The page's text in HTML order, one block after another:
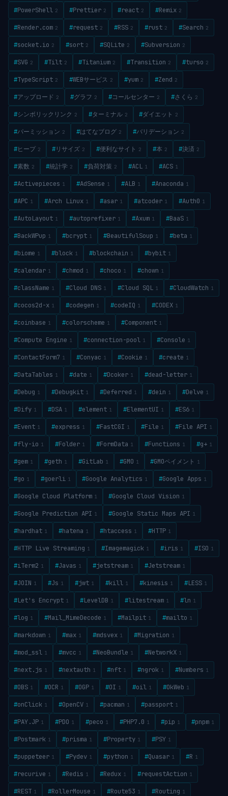
#PowerShell 2 #Prettier 2 #react 2 #Remix 2
#Render.com 2 #request 2 #RSS 2 #rust 2 #Search 2
#socket.io 2 #sort 2 #SQLite 2 #Subversion 2
#SVG 2 #Tilt 2 #Titanium 2 #Transition 2 #turso 2
#TypeScript 2 #WEBサービス 2 #yum 2 #Zend 2
#アップロード 2 #グラフ 2 #コールセンター 2 #さくら 2
#シンボリックリンク 2 #ターミナル 2 #ダイエット 2
#パーミッション 2 #はてなブログ 2 #バリデーション 2
#ヒープ 2 #リサイズ 2 #便利なサイト 2 #本 2 #決済 2
#素数 2 #統計学 2 #負荷対策 2 #ACL 1 #ACS 1
#Activepieces 1 #AdSense 1 #ALB 1 #Anaconda 1
#APC 1 #Arch Linux 1 #asar 1 #atcoder 1 #Auth0 1
#AutoLayout 1 #autoprefixer 1 #Axum 1 #BaaS 1
#BackWPup 1 #bcrypt 1 #BeautifulSoup 1 #beta 1
#biome 1 #block 1 #blockchain 1 #bybit 1
#calendar 1 #chmod 1 #choco 1 #chown 1
#className 1 #Cloud DNS 1 #Cloud SQL 1 #CloudWatch 1
#cocos2d-x 1 #codegen 1 #codeIQ 1 #CODEX 1
#coinbase 1 #colorscheme 1 #Component 1
#Compute Engine 1 #connection-pool 1 #Console 1
#ContactForm7 1 #Conyac 1 #Cookie 1 #create 1
#DataTables 1 #date 1 #Dcoker 1 #dead-letter 1
#Debug 1 #Debugkit 1 #Deferred 1 #dein 1 #Delve 1
#Dify 1 #DSA 1 #element 1 #ElementUI 1 #ES6 1
#Event 1 #express 1 #FastCGI 1 #File 1 #File API 1
#fly-io 1 #Folder 1 #FormData 1 #Functions 1 #g+ 1
#gem 1 #geth 1 #GitLab 1 #GMO 1 #GMOペイメント 1
#go 1 #goerli 1 #Google Analytics 1 #Google Apps 1
#Google Cloud Platform 1 #Google Cloud Vision 1
#Google Prediction API 1 #Google Static Maps API 1
#hardhat 1 #hatena 1 #htaccess 1 #HTTP 1
#HTTP Live Streaming 1 #Imagemagick 1 #iris 1 #ISO 1
#iTerm2 1 #Javas 1 #jetstream 1 #Jetstream 1
#JOIN 1 #Js 1 #jwt 1 #kill 1 #kinesis 1 #LESS 1
#Let's Encrypt 1 #LevelDB 1 #litestream 1 #ln 1
#log 1 #Mail_MimeDecode 1 #Mailpit 1 #mailto 1
#markdown 1 #max 1 #mdsvex 1 #Migration 1
#mod_ssl 1 #mvcc 1 #NeoBundle 1 #NetworkX 1
#next.js 1 #nextauth 1 #nft 1 #ngrok 1 #Numbers 1
#OBS 1 #OCR 1 #OGP 1 #OI 1 #oil 1 #OkWeb 1
#onClick 1 #OpenCV 1 #pacman 1 #passport 1
#PAY.JP 1 #PDO 1 #peco 1 #PHP7.0 1 #pip 1 #pnpm 1
#Postmark 1 #prisma 1 #Property 1 #PSY 1
#puppeteer 1 #Pydev 1 #python 1 #Quasar 1 #R 1
#recurive 1 #Redis 1 #Redux 1 #requestAction 1
#REST 1 #RollerMouse 1 #Route53 1 #Routing 1